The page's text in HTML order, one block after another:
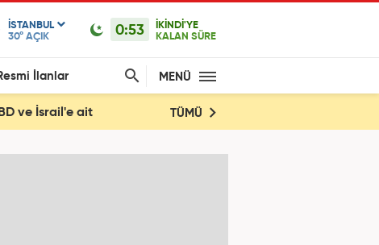
ISTANBUL
30° AÇIK 0:53
İKİNDİ'YE
KALAN SÜRE
İlanlar MENÜ
ve İsrail'e ait TÜMÜ